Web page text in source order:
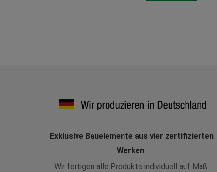
Exklusive Bauelemente aus vier zertifizierten
Werken
Wir fertigen alle Produkte individuell auf Maß.